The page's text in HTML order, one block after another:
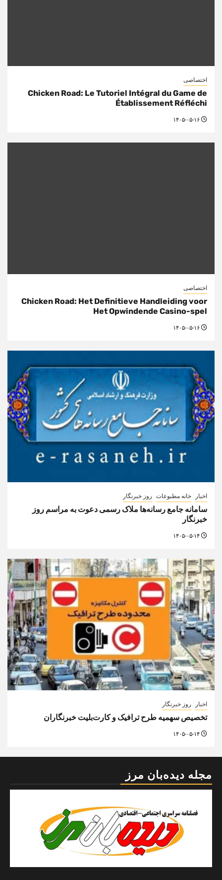
اختصاصی
Chicken Road: Le Tutoriel Intégral du Game de
Établissement Réfléchi
اختصاصی
Chicken Road: Het Definitieve Handleiding voor
Het Opwindende Casino-spel
اخبار خانه مطبوعات روز خبرنگار
سامانه جامع رسانه‌ها ملاک رسمی دعوت به مراسم روز
خبرنگار
اخبار روز خبرنگار
تخصیص سهمیه طرح ترافیک و کارت‌بلیت خبرنگاران
مجله دیده‌بان مرز